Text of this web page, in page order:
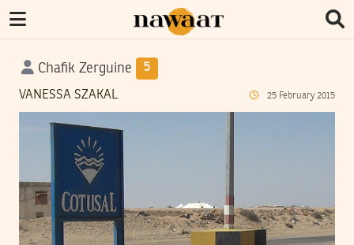
Chafik Zerguine 5
VANESSA SZAKAL 25 February 2015